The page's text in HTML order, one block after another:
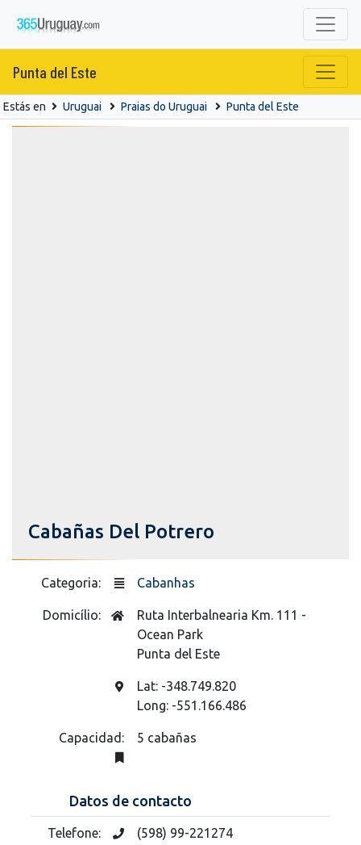
Punta del Este
Estás en Uruguai Praias do Uruguai Punta del Este
Cabañas Del Potrero
Categoria: Cabanhas
Domicílio:
Ruta Interbalnearia Km. 111 -
Ocean Park
Punta del Este
Lat: -348.749.820
Long: -551.166.486
Capacidad: 5 cabañas
Datos de contacto
Telefone: (598) 99-221274